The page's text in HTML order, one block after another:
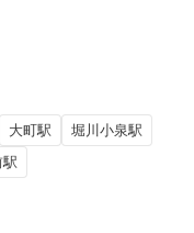
大町駅
堀川小泉駅